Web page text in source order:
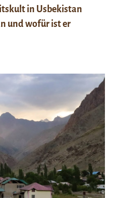
in Usbekistan
und wofür ist er